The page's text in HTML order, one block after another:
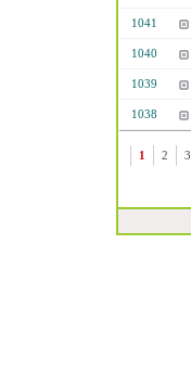
1041
1040
1039
1038
1 2 3